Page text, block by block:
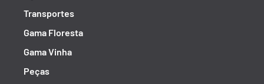
Transportes
Gama Floresta
Gama Vinha
Peças